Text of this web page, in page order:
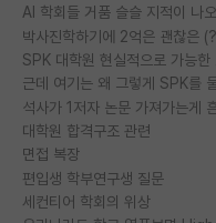
AI 학회들 거품 슬슬 지적이 나
SPK 대학원 현실적으로 가능한
근데 여기는 왜 그렇게 SPK를
석사가 1저자 논문 가져가는게
대학원 합격구조 관련
면접 복장
편입생 학부연구생 질문
세컨티어 학회의 위상